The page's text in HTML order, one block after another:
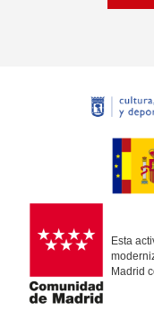
Esta
Madrid